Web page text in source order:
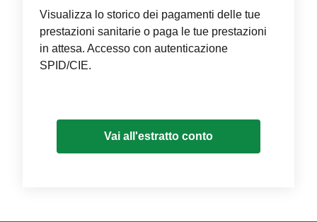
Visualizza lo storico dei pagamenti delle tue
prestazioni sanitarie o paga le tue prestazioni
in attesa. Accesso con autenticazione
SPID/CIE.
Vai all'estratto conto